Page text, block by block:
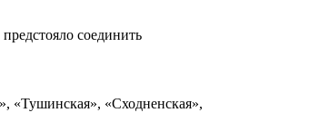
соединить
«Тушинская», «Сходненская»,